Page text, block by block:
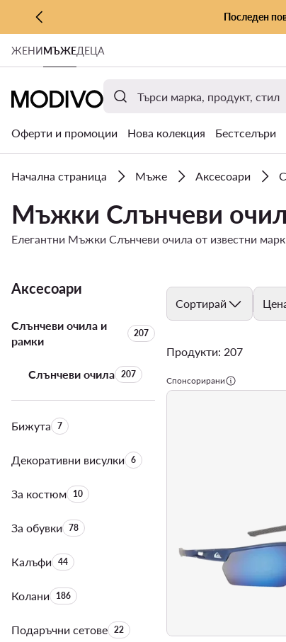
КЪМ ОСНОВНОТО СЪДЪРЖАНИЕ
КЪМ ТЪРСЕНЕ
Последен
ЖЕНИМЪЖЕДЕЦА
Оферти и промоции Нова колекция Бестселъри
Начална страница Мъже Аксесоари
Мъжки Слънчеви
Елегантни Мъжки Слънчеви очила от известни
Аксесоари
Слънчеви очила и
рамки
Брой на продуктите:
207
Слънчеви очилаБрой на продуктите:
207
БижутаБрой на продуктите:
7
Декоративни висулкиБрой на продуктите:
6
За костюмБрой на продуктите:
10
За обувкиБрой на продуктите:
78
КалъфиБрой на продуктите:
44
КоланиБрой на продуктите:
186
Подаръчни сетовеБрой на продуктите:
22
Сортирай
Продукти: 207
Спонсорирани